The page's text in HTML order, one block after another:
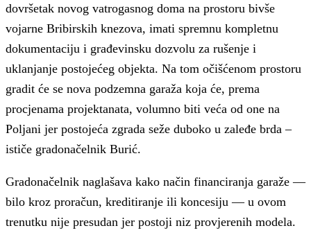
dovršetak novog vatrogasnog doma na prostoru bivše
vojarne Bribirskih knezova, imati spremnu kompletnu
dokumentaciju i građevinsku dozvolu za rušenje i
uklanjanje postojećeg objekta. Na tom očišćenom prostoru
gradit će se nova podzemna garaža koja će, prema
procjenama projektanata, volumno biti veća od one na
Poljani jer postojeća zgrada seže duboko u zaleđe brda –
ističe gradonačelnik Burić.
Gradonačelnik naglašava kako način financiranja garaže —
bilo kroz proračun, kreditiranje ili koncesiju — u ovom
trenutku nije presudan jer postoji niz provjerenih modela.